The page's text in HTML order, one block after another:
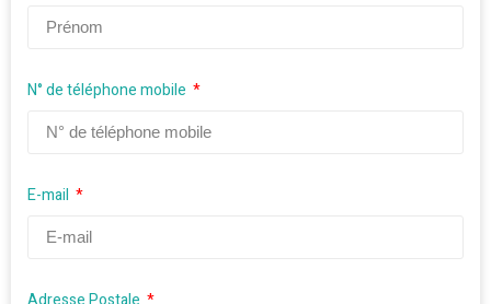
N° de téléphone mobile
E-mail